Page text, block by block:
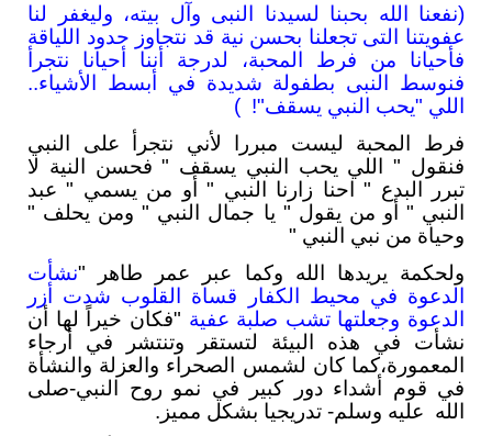
(ﻧﻔﻌﻨﺎ ﺍﻟﻠﻪ ﺑﺤﺒﻨﺎ ﻟﺴﻴﺪﻧﺎ ﺍﻟﻨﺒﻰ ﻭﺁﻝ ﺑﻴﺘﻪ، ﻭﻟﻴﻐﻔﺮ ﻟﻨﺎ
ﻋﻔﻮﻳﺘﻨﺎ ﺍﻟﺘﻰ ﺗﺠﻌﻠﻨﺎ ﺑﺤﺴﻦ ﻧﻴﺔ ﻗﺪ ﻧﺘﺠﺎﻭﺯ ﺣﺪﻭﺩ ﺍﻟﻠﻴﺎﻗﺔ
فأﺣﻴﺎﻧﺎ ﻣﻦ ﻓﺮﻁ ﺍﻟﻤﺤﺒﺔ، ﻟﺪﺭﺟﺔ ﺃﻧﻨﺎ ﺃﺣﻴﺎﻧﺎ ﻧﺘﺠﺮﺃ
ﻓﻨﻮﺳﻂ ﺍﻟﻨﺒﻰ بطفولة شديدة في أبسط الأشياء..
اللي "يحب النبي يسقف"! )
فرط المحبة ليست مبررا لأني نتجرأ على النبي
فنقول " اللي يحب النبي يسقف " فحسن النية لا
تبرر البدع " احنا زارنا النبي " أو من يسمي " عبد
النبي " أو من يقول " يا جمال النبي " ومن يحلف "
وحياة من نبي النبي "
ولحكمة يريدها الله وكما عبر عمر طاهر "نشأت
الدعوة في محيط الكفار قساة القلوب شدت أزر
الدعوة وجعلتها تشب صلبة عفية "فكان خيراً لها أن
نشأت في هذه البيئة لتستقر وتنتشر في أرجاء
المعمورة،كما كان لشمس الصحراء والعزلة والنشأة
في قوم أشداء دور كبير في نمو روح النبي-صلى
الله عليه وسلم- تدريجيا بشكل مميز.